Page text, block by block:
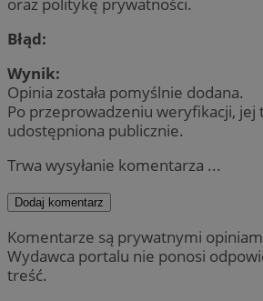
Błąd:
Wynik:
Opinia została pomyślnie dodana.
Po przeprowadzeniu weryfikacji, jej
udostępniona publicznie.
Trwa wysyłanie komentarza ...
Dodaj komentarz
Komentarze są prywatnymi
Wydawca portalu nie ponosi
treść.